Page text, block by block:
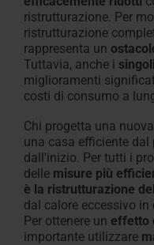
ristrutturazione. Per
ristrutturazione
rappresenta un
Tuttavia, anche i
miglioramenti
costi di consumo a
Chi progetta una
una casa efficiente
dall'inizio. Per tutti i
delle misure più
è la ristrutturazione
dal calore eccessivo
Per ottenere un effetto
importante utilizzare